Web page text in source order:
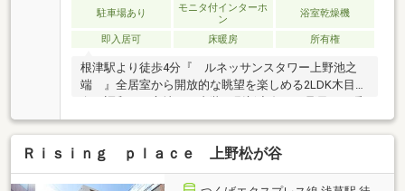
ーション内容】キッチン交換/浴室交換/洗面交換/トイ
レ交換/フローリング新規張替建具交換/タイル・フロ
アタイル交換/エアコン新規交換水栓交換/クロス貼替/
ハウスクリーニング等
駐車場あり
モニタ付インターホ
ン
浴室乾燥機
即入居可 床暖房 所有権
根津駅より徒歩4分『 ルネッサンスタワー上野池之
端 』全居室から開放的な眺望を楽しめる2LDK木目と
かい床暖房や便利な食洗機を設置◇生ごみを処理でき
るディスポーザー付キッチン◆WICやSIC等全居室に収
納を設け、収納力を確保◇浴室乾燥機や温水洗浄便座
など最新の水回り設備◆ゲストルームなど、豪華な共
有施設が充実！◇ペット可！動物と触れ合いながら暮
Ｒｉｓｉｎｇ ｐｌａｃｅ 上野松が谷